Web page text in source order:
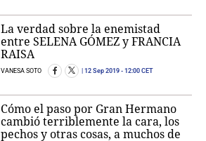
La verdad sobre la enemistad
entre SELENA GÓMEZ y FRANCIA
RAISA
VANESA SOTO 12 Sep 2019 - 12:00 CET
Cómo el paso por Gran Hermano
cambió terriblemente la cara, los
pechos y otras cosas, a muchos de